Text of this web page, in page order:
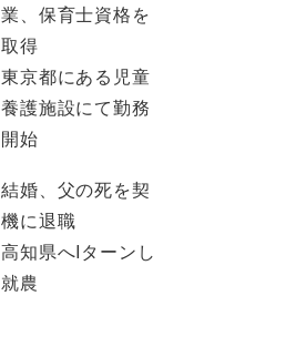
業、保育士資格を
取得
東京都にある児童
養護施設にて勤務
開始
結婚、父の死を契
機に退職
高知県へIターンし
就農